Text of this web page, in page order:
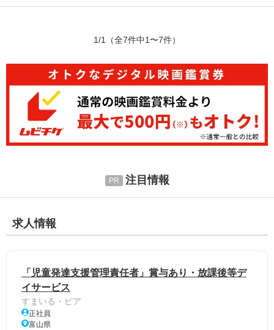
1/1 （全7件中1〜7件）
注目情報
求人情報
「児童発達支援管理責任者」賞与あり・放課後等デ
イサービス
すまいる・ピア
正社員
富山県